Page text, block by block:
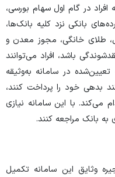
در گام اول سهام بورسی،
بانکی نزد کلیه بانک‌ها،
طلای خانگی، مجوز معدن و
باشد، افراد می‌توانند
در سامانه به‌وثیقه
بدهی خود را پرداخت کنند،
می‌کند. با این سامانه نیازی
به بانک مراجعه کنند.
وثایق این سامانه تکمیل